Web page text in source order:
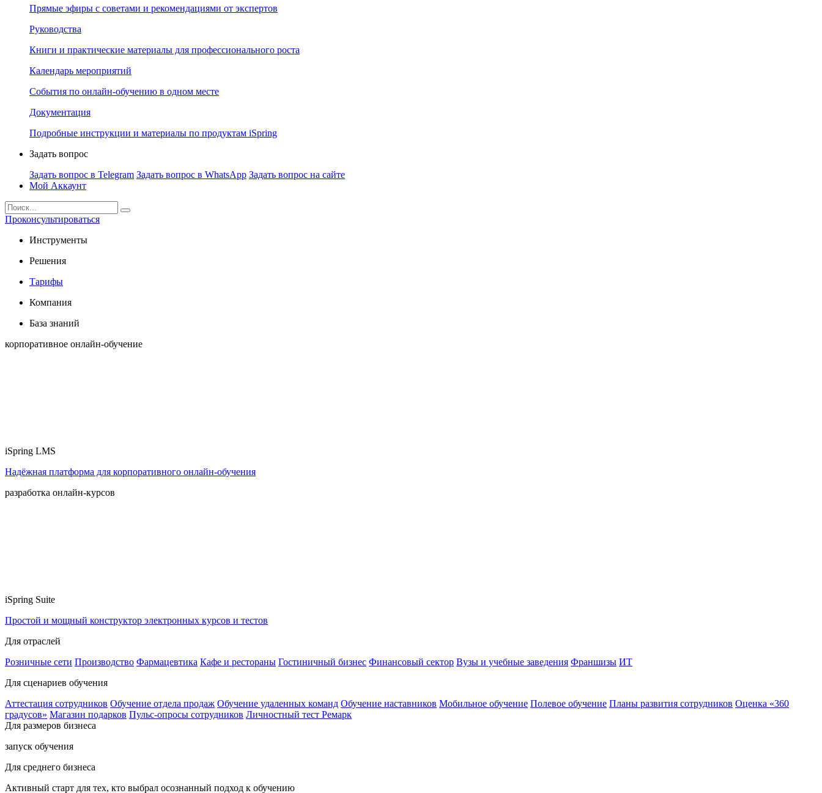
Прямые эфиры с советами и рекомендациями от экспертов
Руководства
Книги и практические материалы для профессионального роста
Календарь мероприятий
События по онлайн-обучению в одном месте
Документация
Подробные инструкции и материалы по продуктам iSpring
Задать вопрос
Задать вопрос в Telegram Задать вопрос в WhatsApp Задать вопрос на сайте
Мой Аккаунт
Проконсультироваться
Инструменты
Решения
Тарифы
Компания
База знаний
корпоративное онлайн-обучение
iSpring LMS
Надёжная платформа для корпоративного онлайн‑обучения
разработка онлайн-курсов
iSpring Suite
Простой и мощный конструктор электронных курсов и тестов
Для отраслей
Розничные сети Производство Фармацевтика Кафе и рестораны Гостиничный бизнес Финансовый сектор Вузы и учебные заведения Франшизы ИТ
Для сценариев обучения
Аттестация сотрудников Обучение отдела продаж Обучение удаленных команд Обучение наставников Мобильное обучение Полевое обучение Планы развития сотрудников Оценка «360
градусов» Магазин подарков Пульс-опросы сотрудников Личностный тест Ремарк
Для размеров бизнеса
запуск обучения
Для среднего бизнеса
Активный старт для тех, кто выбрал осознанный подход к обучению